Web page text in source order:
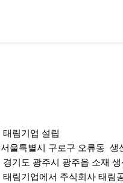
태림기업 설립
서울특별시 구로구 오류동 생
경기도 광주시 광주읍 소재
태림기업에서 주식회사 태림